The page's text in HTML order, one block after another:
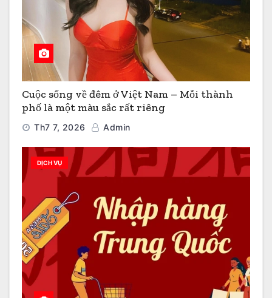
Cuộc sống về đêm ở Việt Nam – Mỗi thành
phố là một màu sắc rất riêng
Th7 7, 2026 Admin
DỊCH VỤ